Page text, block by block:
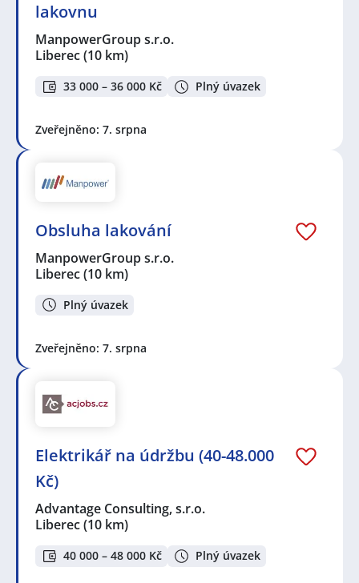
lakovnu
ManpowerGroup s.r.o.
Liberec(10 km)
33 000 – 36 000 Kč Plný úvazek
Zveřejněno: 7. srpna
Obsluha lakování
ManpowerGroup s.r.o.
Liberec(10 km)
Plný úvazek
Zveřejněno: 7. srpna
Elektrikář na údržbu (40-48.000
Kč)
Advantage Consulting, s.r.o.
Liberec(10 km)
40 000 – 48 000 Kč Plný úvazek